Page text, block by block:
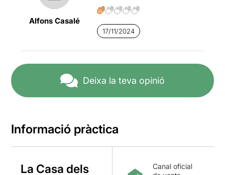
Alfons Casalé
17/11/2024
Deixa la teva opinió
Informació pràctica
La Casa dels
Canal oficial